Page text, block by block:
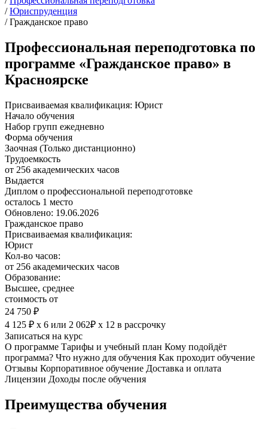
/ Юриспруденция
/ Гражданское право
Профессиональная переподготовка по
программе «Гражданское право» в
Красноярске
Присваиваемая квалификация: Юрист
Начало обучения
Набор групп ежедневно
Форма обучения
Заочная (Только дистанционно)
Трудоемкость
от 256 академических часов
Выдается
Диплом о профессиональной переподготовке
осталось 1 место
Обновлено: 19.06.2026
Гражданское право
Присваиваемая квалификация:
Юрист
Кол-во часов:
от 256 академических часов
Образование:
Высшее, среднее
стоимость от
24 750 ₽
4 125 ₽ х 6 или 2 062₽ х 12 в рассрочку
Записаться на курс
О программе Тарифы и учебный план Кому подойдёт
программа? Что нужно для обучения Как проходит обучение
Отзывы Корпоративное обучение Доставка и оплата
Лицензии Доходы после обучения
Преимущества обучения